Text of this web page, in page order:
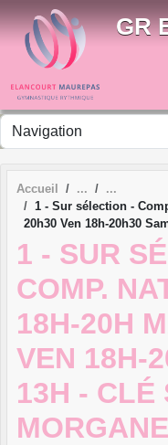
GR
Accueil
1 - Sur sélection -
20h30 Ven 18h-20h30
1 - SUR
COMP.
18H-20H
VEN 18H-
13H - CLÉ
MORGANE
Panneau de gestion des